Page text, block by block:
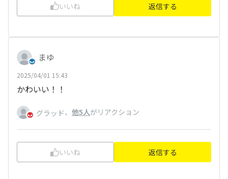
いいね 返信する
まゆ
2025/04/01 15:43
かわいい！！
グラッド、 他5人がリアクション
いいね 返信する